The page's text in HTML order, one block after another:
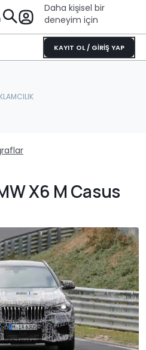
Daha kişisel bir
deneyim için
KAYIT OL / GİRİŞ YAP
X6 M Casus